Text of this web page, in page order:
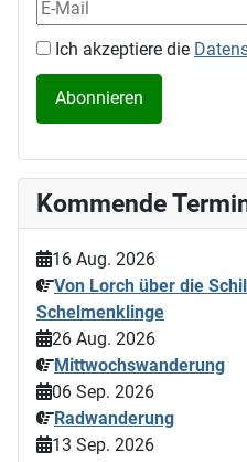
Ich akzeptiere die
Kommende
16 Aug. 2026
Von Lorch über die
Schelmenklinge
26 Aug. 2026
Mittwochswanderung
06 Sep. 2026
Radwanderung
13 Sep. 2026